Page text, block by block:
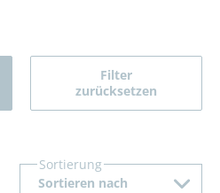
Filter
zurücksetzen
Sortierung
Sortieren nach